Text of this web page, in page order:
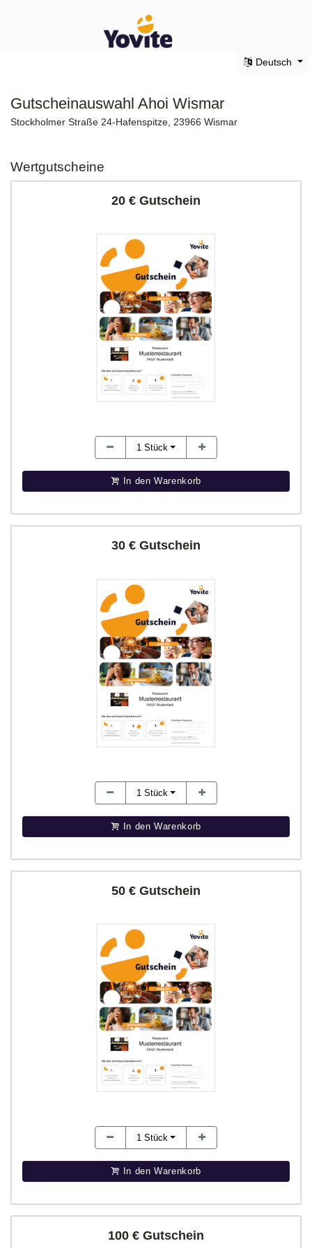
Deutsch
Gutscheinauswahl Ahoi Wismar
Stockholmer Straße 24-Hafenspitze, 23966 Wismar
Wertgutscheine
20 € Gutschein
1 Stück
In den Warenkorb
30 € Gutschein
1 Stück
In den Warenkorb
50 € Gutschein
1 Stück
In den Warenkorb
100 € Gutschein